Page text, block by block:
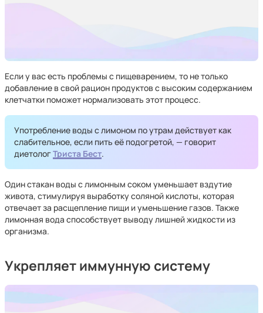
Если у вас есть проблемы с пищеварением, то не только
добавление в свой рацион продуктов с высоким содержанием
клетчатки поможет нормализовать этот процесс.
Употребление воды с лимоном по утрам действует как
слабительное, если пить её подогретой, — говорит
диетологТриста Бест.
Один стакан воды с лимонным соком уменьшает вздутие
живота, стимулируя выработку соляной кислоты, которая
отвечает за расщепление пищи и уменьшение газов. Также
лимонная вода способствует выводу лишней жидкости из
организма.
Укрепляет иммунную систему